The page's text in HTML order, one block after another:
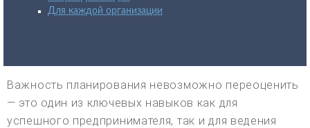
Для каждой организации
Важность планирования невозможно переоценить
— это один из ключевых навыков как для
успешного предпринимателя, так и для ведения